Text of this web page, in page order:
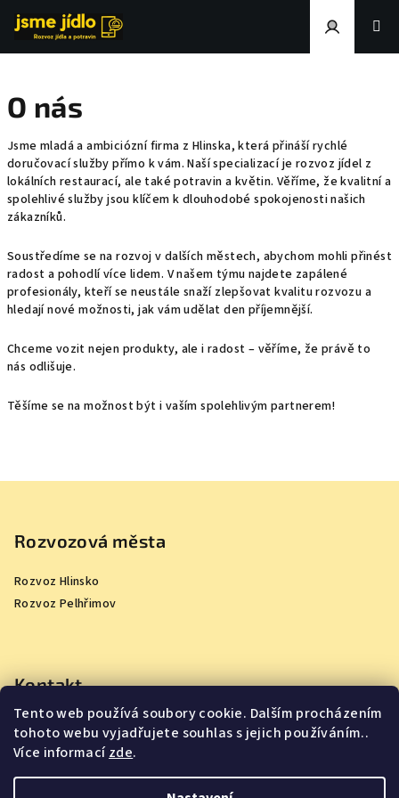
Tento web používá soubory cookie. Dalším procházením
tohoto webu vyjadřujete souhlas s jejich používáním..
Více informacízde.
Přihlášení
O nás
Jsme mladá a ambiciózní firma z Hlinska, která přináší rychlé
doručovací služby přímo k vám. Naší specializací je rozvoz jídel z
lokálních restaurací, ale také potravin a květin. Věříme, že kvalitní a
spolehlivé služby jsou klíčem k dlouhodobé spokojenosti našich
zákazníků.
Soustředíme se na rozvoj v dalších městech, abychom mohli přinést
radost a pohodlí více lidem. V našem týmu najdete zapálené
profesionály, kteří se neustále snaží zlepšovat kvalitu rozvozu a
hledají nové možnosti, jak vám udělat den příjemnější.
Chceme vozit nejen produkty, ale i radost – věříme, že právě to
nás odlišuje.
Těšíme se na možnost být i vaším spolehlivým partnerem!
Rozvozová města
Rozvoz Hlinsko
Rozvoz Pelhřimov
Kontakt
info @jsmejidlo.cz